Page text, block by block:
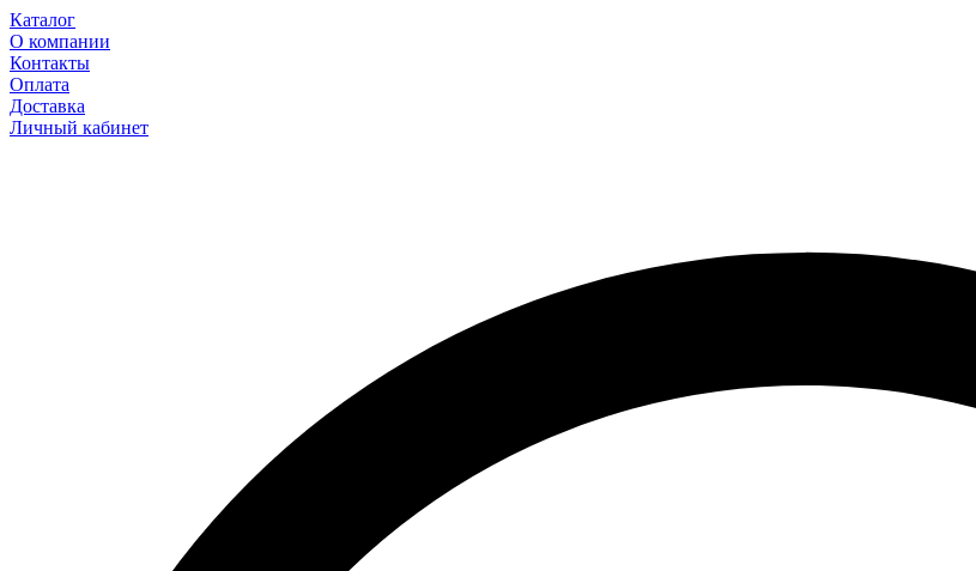
Каталог
О компании
Контакты
Оплата
Доставка
Личный кабинет